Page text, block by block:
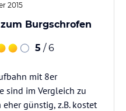
2015
Burgschrofen
5 / 6
mit 8er
sind im Vergleich zu
günstig, z.B. kostet